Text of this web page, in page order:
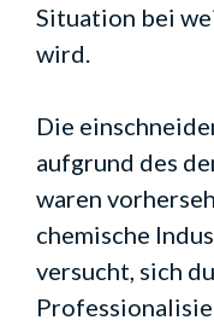
Situation bei
wird.
Die
aufgrund des
waren
chemische
versucht, sich